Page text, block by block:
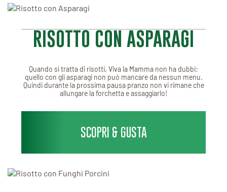
RISOTTO CON ASPARAGI
Quando si tratta di risotti, Viva la Mamma non ha dubbi:
quello con gli asparagi non può mancare da nessun menu.
Quindi durante la prossima pausa pranzo non vi rimane che
allungare la forchetta e assaggiarlo!
SCOPRI & GUSTA